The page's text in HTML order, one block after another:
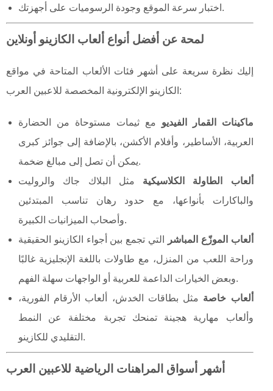
اختبار سرعة الموقع وجودة الرسوميات على أجهزتك.
لمحة عن أفضل أنواع ألعاب الكازينو أونلاين
إليك نظرة سريعة على أشهر فئات الألعاب المتاحة في مواقع
الكازينو الإلكترونية المخصصة للاعبين العرب:
ماكينات القمار الفيديو مع ثيمات مستوحاة من الحضارة
العربية، الأساطير، وأفلام الأكشن، بالإضافة إلى جوائز كبرى
يمكن أن تصل إلى مبالغ ضخمة.
ألعاب الطاولة الكلاسيكية مثل البلاك جاك والروليت
والباكارات بأنواعها، مع حدود رهان تناسب المبتدئين
وأصحاب الميزانيات الكبيرة.
ألعاب الموزّع المباشر
التي تجمع بين أجواء الكازينو الحقيقية
وراحة اللعب من المنزل، مع طاولات باللغة الإنجليزية غالبًا
وبعض الخيارات الداعمة للعربية أو الواجهات سهلة الفهم.
ألعاب خاصة مثل بطاقات الخدش، ألعاب الأرقام الفورية،
وألعاب مهارية هجينة تمنحك تجربة مختلفة عن النمط
التقليدي للكازينو.
أشهر أسواق المراهنات الرياضية للاعبين العرب